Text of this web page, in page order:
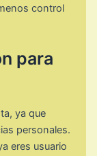
control
para
ya que
personales.
eres usuario